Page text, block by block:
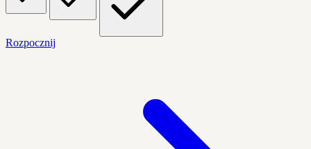
Rozpocznij